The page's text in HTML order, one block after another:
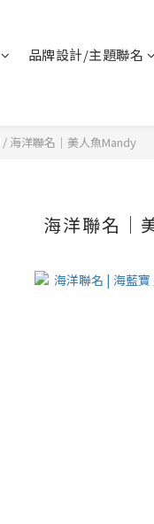
品牌設計/主題聯名
/ 海洋聯名｜美人魚Mandy
海洋聯名｜